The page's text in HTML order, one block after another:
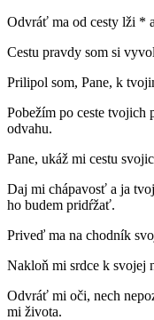
Odvráť ma od cesty lži *
Cestu pravdy som si
Prilipol som, Pane, k
Pobežím po ceste tvojich
odvahu.
Pane, ukáž mi cestu
Daj mi chápavosť a ja
ho budem pridŕžať.
Priveď ma na chodník
Nakloň mi srdce k svojej
Odvráť mi oči, nech
mi života.